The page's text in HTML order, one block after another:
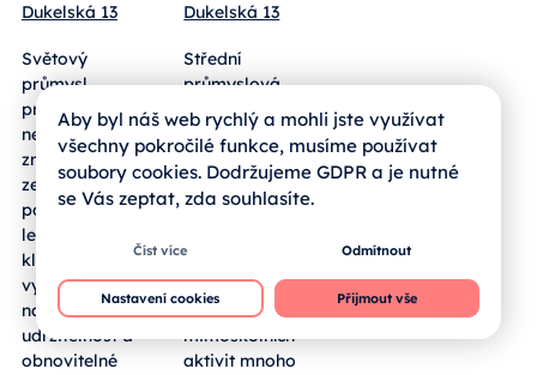
Dukelská 13
Světový
průmysl
prochází
neustálými
změnami a
zejména v
posledních
letech je
kladen stále
vyšší důraz
na
udržitelnost a
obnovitelné
Dukelská 13
Střední
průmyslová
škola strojní
a
elektrotechnická
České
Budějovice
studentům
každý rok
v rámci
mimoškolních
aktivit mnoho
Aby byl náš web rychlý a mohli jste využívat
všechny pokročilé funkce, musíme používat
soubory cookies. Dodržujeme GDPR a je nutné
se Vás zeptat, zda souhlasíte.
Číst více Odmítnout
Nastavení cookies Přijmout vše